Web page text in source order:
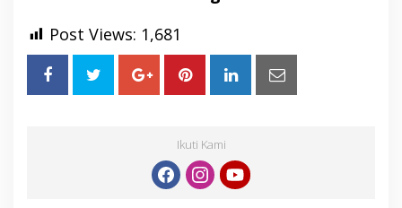
Post Views: 1,681
Ikuti Kami